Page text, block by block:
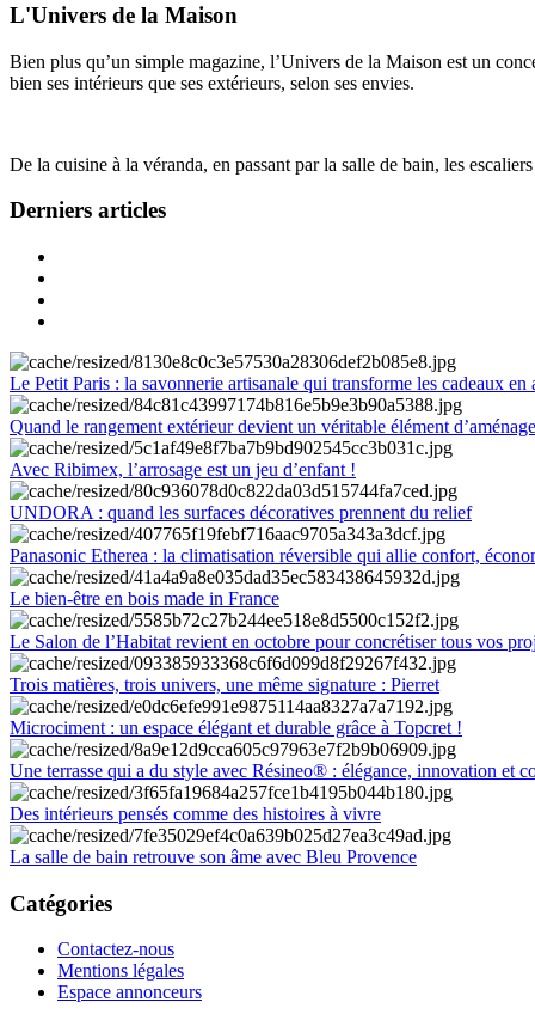
L'Univers de la Maison
Bien plus qu’un simple magazine, l’Univers de la Maison est un
bien ses intérieurs que ses extérieurs, selon ses envies.
De la cuisine à la véranda, en passant par la salle de bain, les
Derniers articles
Le Petit Paris : la savonnerie artisanale qui transforme les cadeaux en
Quand le rangement extérieur devient un véritable élément
Avec Ribimex, l’arrosage est un jeu d’enfant !
UNDORA : quand les surfaces décoratives prennent du relief
Panasonic Etherea : la climatisation réversible qui allie confort,
Le bien-être en bois made in France
Le Salon de l’Habitat revient en octobre pour concrétiser tous vos
Trois matières, trois univers, une même signature : Pierret
Microciment : un espace élégant et durable grâce à Topcret !
Une terrasse qui a du style avec Résineo® : élégance, innovation et
Des intérieurs pensés comme des histoires à vivre
La salle de bain retrouve son âme avec Bleu Provence
Catégories
Contactez-nous
Mentions légales
Espace annonceurs